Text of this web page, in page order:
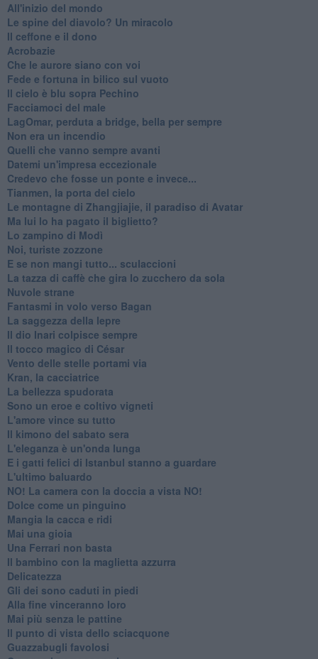
All'inizio del mondo
Le spine del diavolo? Un miracolo
Il ceffone e il dono
Acrobazie
Che le aurore siano con voi
Fede e fortuna in bilico sul vuoto
Il cielo è blu sopra Pechino
Facciamoci del male
LagOmar, perduta a bridge, bella per sempre
Non era un incendio
Quelli che vanno sempre avanti
Datemi un'impresa eccezionale
Credevo che fosse un ponte e invece...
Tianmen, la porta del cielo
Le montagne di Zhangjiajie, il paradiso di Avatar
Ma lui lo ha pagato il biglietto?
Lo zampino di Modì
Noi, turiste zozzone
E se non mangi tutto... sculaccioni
La tazza di caffè che gira lo zucchero da sola
Nuvole strane
Fantasmi in volo verso Bagan
La saggezza della lepre
Il dio Inari colpisce sempre
Il tocco magico di César
Vento delle stelle portami via
Kran, la cacciatrice
La bellezza spudorata
Sono un eroe e coltivo vigneti
L'amore vince su tutto
Il kimono del sabato sera
L'eleganza è un'onda lunga
E i gatti felici di Istanbul stanno a guardare
L'ultimo baluardo
NO! La camera con la doccia a vista NO!
Dolce come un pinguino
Mangia la cacca e ridi
Mai una gioia
Una Ferrari non basta
Il bambino con la maglietta azzurra
Delicatezza
Gli dei sono caduti in piedi
Alla fine vinceranno loro
Mai più senza le pattine
Il punto di vista dello sciacquone
Guazzabugli favolosi